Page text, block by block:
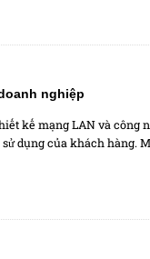
nghiệp
kế mạng LAN và công
dụng của khách hàng.